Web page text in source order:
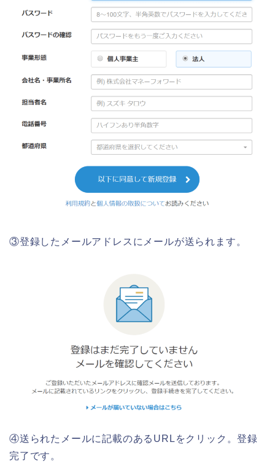
③登録したメールアドレスにメールが送られます。
④送られたメールに記載のあるURLをクリック。登録
完了です。